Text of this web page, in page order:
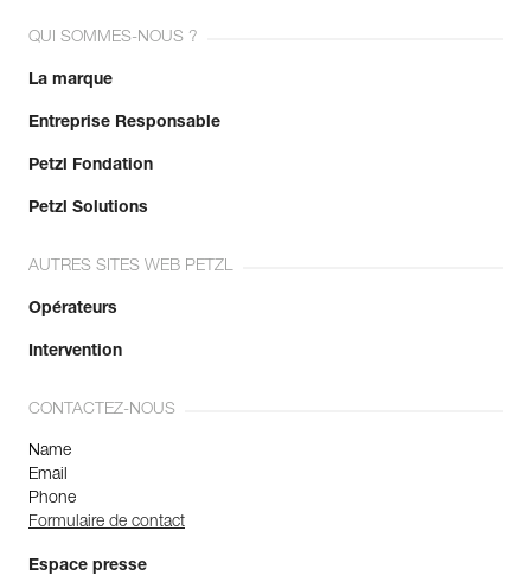
QUI SOMMES-NOUS ?
La marque
Entreprise Responsable
Petzl Fondation
Petzl Solutions
AUTRES SITES WEB PETZL
Opérateurs
Intervention
CONTACTEZ-NOUS
Name
Email
Phone
Formulaire de contact
Espace presse